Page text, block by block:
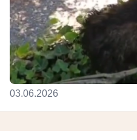
03.06.2026